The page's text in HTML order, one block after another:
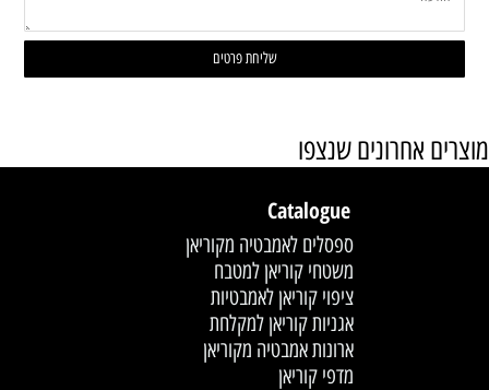
מוצרים אחרונים שנצפו
Catalogue
ספסלים לאמבטיה מקוריאן
משטחי קוריאן למטבח
ציפוי קוריאן לאמבטיות
אגניות קוריאן למקלחת
ארונות אמבטיה מקוריאן
מדפי קוריאן